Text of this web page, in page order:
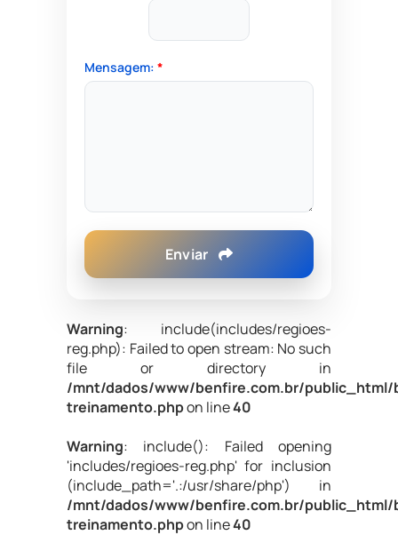
Mensagem: *
Enviar
Warning: include(includes/regioes-
reg.php): Failed to open stream: No such
file or directory in
/mnt/dados/www/benfire.com.br/public_html/
treinamento.phpon line40
Warning: include(): Failed opening
'includes/regioes-reg.php' for inclusion
(include_path='.:/usr/share/php') in
/mnt/dados/www/benfire.com.br/public_html/
treinamento.phpon line40